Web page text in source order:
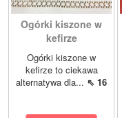
Ogórki kiszone w
kefirze
Ogórki kiszone w
kefirze to ciekawa
alternatywa dla... ⇖ 16